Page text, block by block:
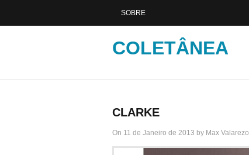
SOBRE
COLETÂNEA
CLARKE
On 11 de Janeiro de 2013 by Max Valarezo